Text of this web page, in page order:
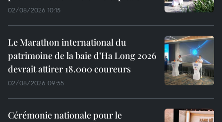
02/08/2026 10:15
Le Marathon international du
patrimoine de la baie d’Ha Long 2026
devrait attirer 18.000 coureurs
02/08/2026 09:55
Cérémonie nationale pour le